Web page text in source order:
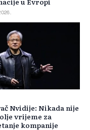
Nvidije: Nikada nije
vrijeme za
kompanije